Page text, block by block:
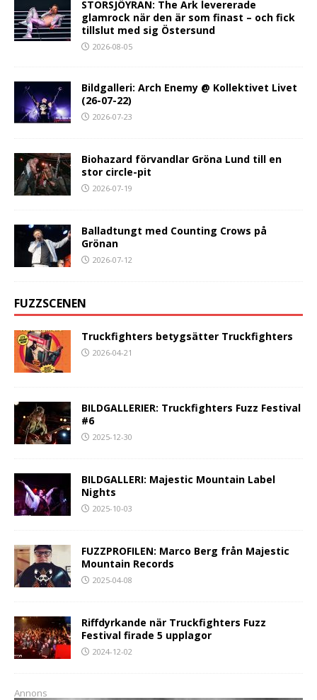
STORSJÖYRAN: The Ark levererade
glamrock när den är som finast – och fick
tillslut med sig Östersund
2026-08-05
Bildgalleri: Arch Enemy @ Kollektivet Livet
(26-07-22)
2026-07-23
Biohazard förvandlar Gröna Lund till en
stor circle-pit
2026-07-19
Balladtungt med Counting Crows på
Grönan
2026-07-12
FUZZSCENEN
Truckfighters betygsätter Truckfighters
2026-04-21
BILDGALLERIER: Truckfighters Fuzz Festival
#6
2025-12-30
BILDGALLERI: Majestic Mountain Label
Nights
2025-10-03
FUZZPROFILEN: Marco Berg från Majestic
Mountain Records
2025-04-08
Riffdyrkande när Truckfighters Fuzz
Festival firade 5 upplagor
2024-12-02
Annons